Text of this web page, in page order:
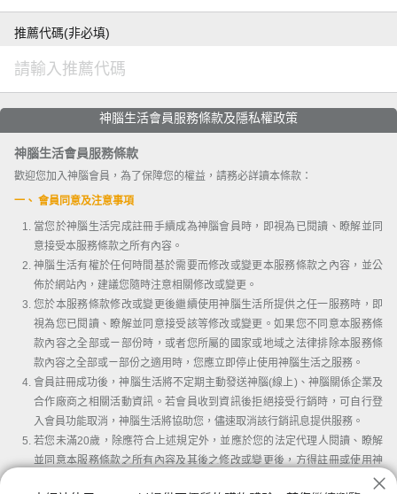
推薦代碼(非必填)
神腦生活會員服務條款及隱私權政策
神腦生活會員服務條款
歡迎您加入神腦會員，為了保障您的權益，請務必詳讀本條款：
一、 會員同意及注意事項
當您於神腦生活完成註冊手續成為神腦會員時，即視為已閱讀、瞭解並同
意接受本服務條款之所有內容。
神腦生活有權於任何時間基於需要而修改或變更本服務條款之內容，並公
佈於網站內，建議您隨時注意相關修改或變更。
您於本服務條款修改或變更後繼續使用神腦生活所提供之任一服務時，即
視為您已閱讀、瞭解並同意接受該等修改或變更。如果您不同意本服務條
款內容之全部或ㄧ部份時，或者您所屬的國家或地域之法律排除本服務條
款內容之全部或ㄧ部份之適用時，您應立即停止使用神腦生活之服務。
會員註冊成功後，神腦生活將不定期主動發送神腦(線上)、神腦關係企業及
合作廠商之相關活動資訊。若會員收到資訊後拒絕接受行銷時，可自行登
入會員功能取消，神腦生活將協助您，儘速取消該行銷訊息提供服務。
若您未滿20歲，除應符合上述規定外，並應於您的法定代理人閱讀、瞭解
並同意本服務條款之所有內容及其後之修改或變更後，方得註冊或使用神
腦生活。當您使用或繼續使用神腦生活所提供之任一服務時，即推定您的